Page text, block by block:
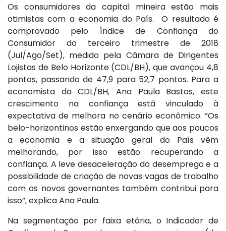
Os consumidores da capital mineira estão mais
otimistas com a economia do País. O resultado é
comprovado pelo Índice de Confiança do
Consumidor do terceiro trimestre de 2018
(Jul/Ago/Set), medido pela Câmara de Dirigentes
Lojistas de Belo Horizonte (CDL/BH), que avançou 4,8
pontos, passando de 47,9 para 52,7 pontos. Para a
economista da CDL/BH, Ana Paula Bastos, este
crescimento na confiança está vinculado à
expectativa de melhora no cenário econômico. “Os
belo-horizontinos estão enxergando que aos poucos
a economia e a situação geral do País vêm
melhorando, por isso estão recuperando a
confiança. A leve desaceleração do desemprego e a
possibilidade de criação de novas vagas de trabalho
com os novos governantes também contribui para
isso”, explica Ana Paula.
Na segmentação por faixa etária, o Indicador de